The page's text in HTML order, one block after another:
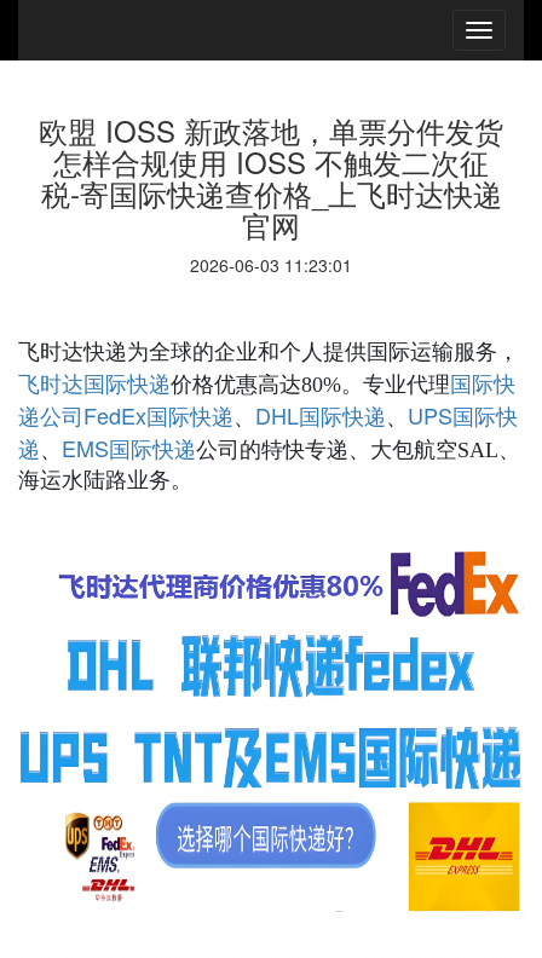
欧盟 IOSS 新政落地，单票分件发货
怎样合规使用 IOSS 不触发二次征
税-寄国际快递查价格_上飞时达快递
官网
2026-06-03 11:23:01
飞时达快递为全球的企业和个人提供国际运输服务，
飞时达国际快递价格优惠高达80%。专业代理国际快
递公司FedEx国际快递 、 DHL国际快递 、 UPS国际快
递 、 EMS国际快递公司的特快专递、大包航空SAL、
海运水陆路业务。